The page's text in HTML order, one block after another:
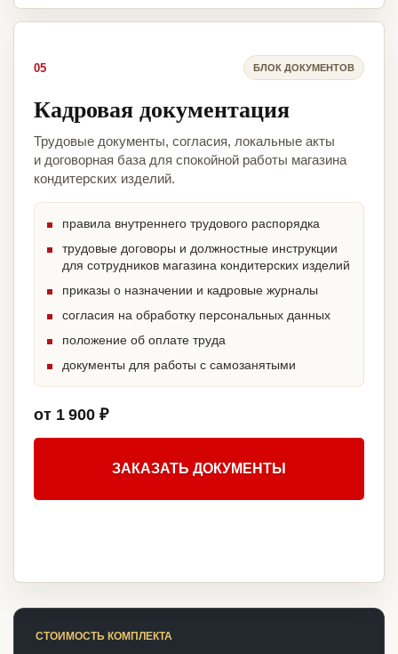
05 БЛОК ДОКУМЕНТОВ
Кадровая документация
Трудовые документы, согласия, локальные акты
и договорная база для спокойной работы магазина
кондитерских изделий.
правила внутреннего трудового распорядка
трудовые договоры и должностные инструкции
для сотрудников магазина кондитерских изделий
приказы о назначении и кадровые журналы
согласия на обработку персональных данных
положение об оплате труда
документы для работы с самозанятыми
от 1 900 ₽
ЗАКАЗАТЬ ДОКУМЕНТЫ
СТОИМОСТЬ КОМПЛЕКТА